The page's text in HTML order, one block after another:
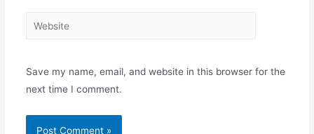
Website
Save my name, email, and website in this browser for the
next time I comment.